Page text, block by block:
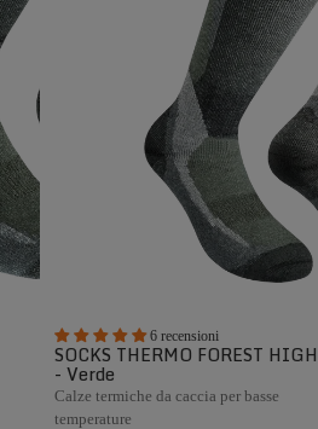
6 recensioni
SOCKS THERMO FOREST HIGH
- Verde
Calze termiche da caccia per basse
temperature